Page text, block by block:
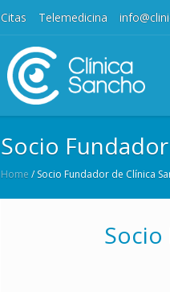
Citas Telemedicina
Socio
Home /Socio Fundador de Clínica
Socio